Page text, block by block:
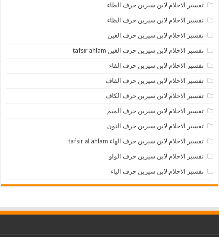
تفسير الاحلام لابن سيرين حرف الطاء
تفسير الاحلام لابن سيرين حرف الظاء
تفسير الاحلام لابن سيرين حرف العين
تفسير الاحلام لابن سيرين حرف الغين tafsir ahlam
تفسير الاحلام لابن سيرين حرف الفاء
تفسير الاحلام لابن سيرين حرف القاف
تفسير الاحلام لابن سيرين حرف الكاف
تفسير الاحلام لابن سيرين حرف الميم
تفسير الاحلام لابن سيرين حرف النون
تفسير الاحلام لابن سيرين حرف الهاء tafsir al ahlam
تفسير الاحلام لابن سيرين حرف الواو
تفسير الاحلام لابن سيرين حرف الياء